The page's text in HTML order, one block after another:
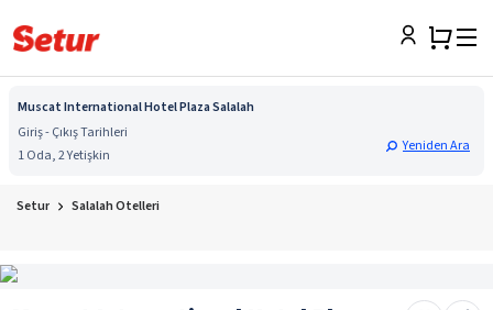
Muscat International Hotel Plaza Salalah
Giriş - Çıkış Tarihleri
1 Oda, 2 Yetişkin
Yeniden Ara
Setur Salalah Otelleri